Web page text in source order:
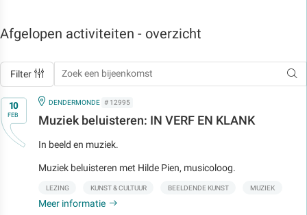
Afgelopen activiteiten - overzicht
Filter
Op10
FEB
IN
DENDERMONDE # 12995
Muziek beluisteren: IN VERF EN KLANK
In beeld en muziek.
Muziek beluisteren met Hilde Pien, musicoloog.
LEZING KUNST & CULTUUR BEELDENDE KUNST MUZIEK
Meer informatie